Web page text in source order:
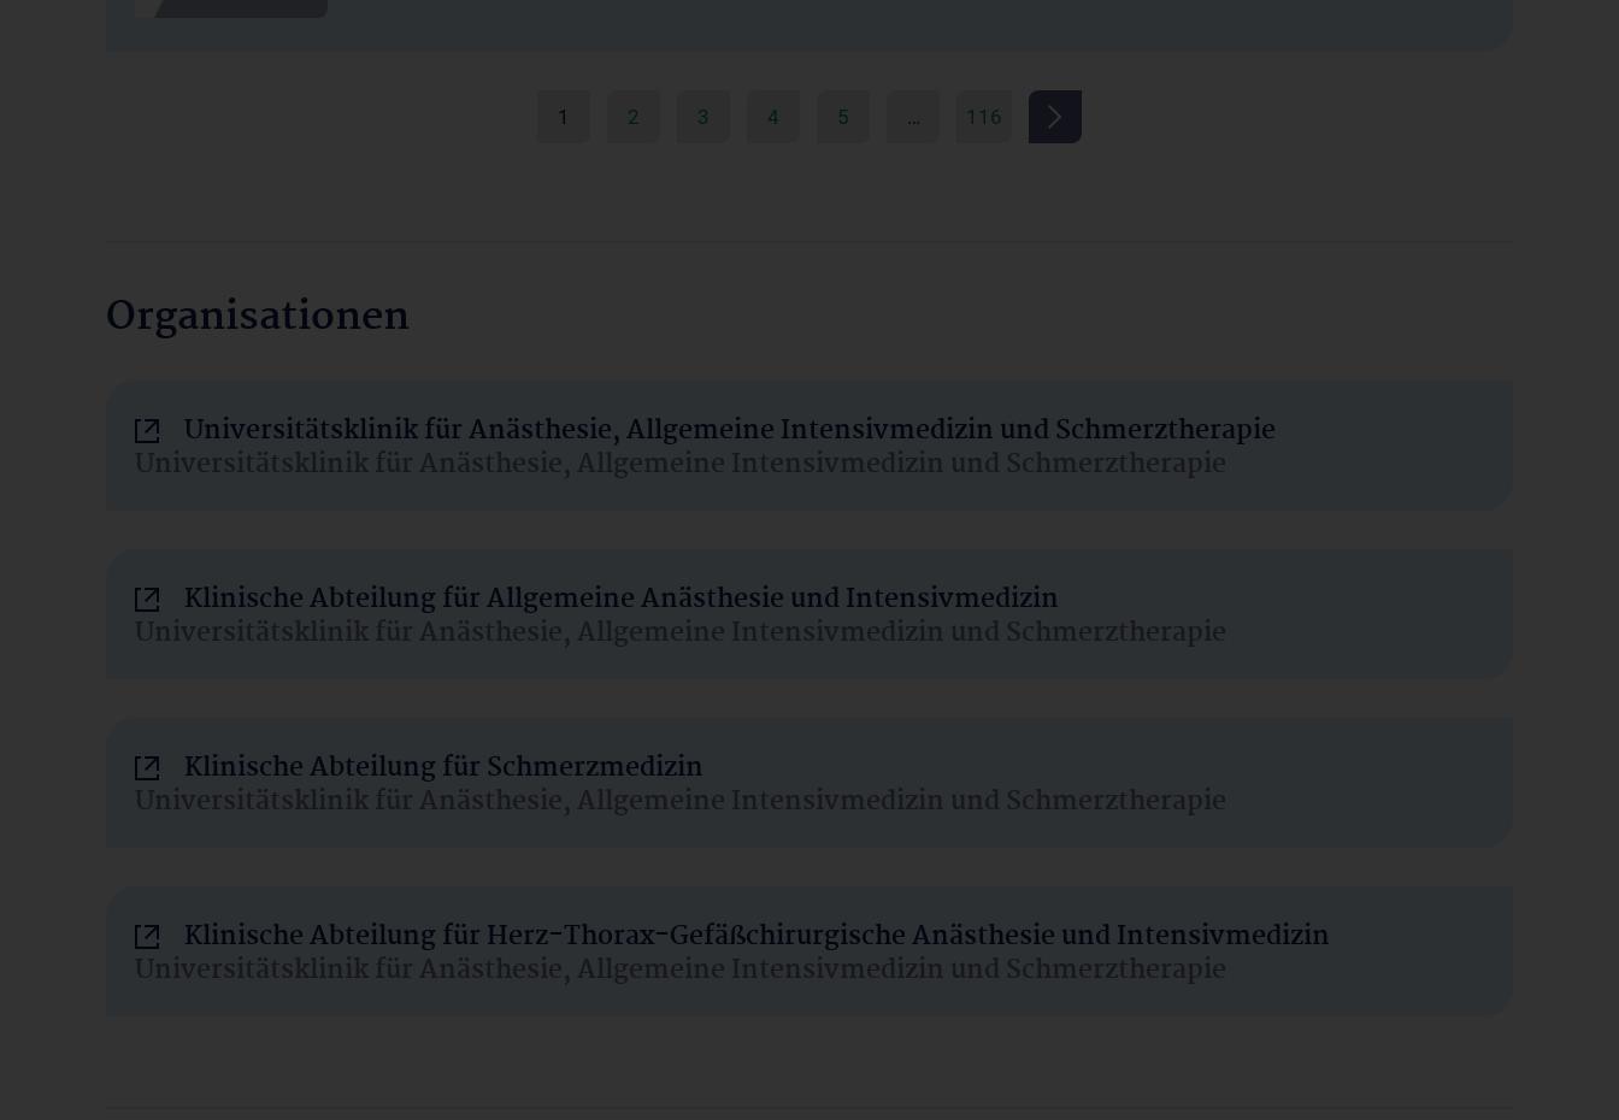
1 2 3 4 5 … 116
Organisationen
Universitätsklinik für Anästhesie, Allgemeine Intensivmedizin und Schmerztherapie
Universitätsklinik für Anästhesie, Allgemeine Intensivmedizin und Schmerztherapie
Klinische Abteilung für Allgemeine Anästhesie und Intensivmedizin
Universitätsklinik für Anästhesie, Allgemeine Intensivmedizin und Schmerztherapie
Klinische Abteilung für Schmerzmedizin
Universitätsklinik für Anästhesie, Allgemeine Intensivmedizin und Schmerztherapie
Klinische Abteilung für Herz-Thorax-Gefäßchirurgische Anästhesie und Intensivmedizin
Universitätsklinik für Anästhesie, Allgemeine Intensivmedizin und Schmerztherapie